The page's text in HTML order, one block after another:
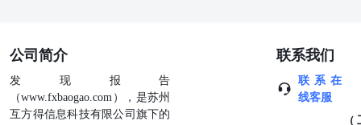
对经济构成双重打击。经通胀调整的消费支出上升0.1%，
处于经济学家预估区间低端，1月份该数据下降，分析师将
其主要归咎于恶劣天气。值得注意的是，面对价格上涨，2
月份美国人在三年来首次减少了服务支出，包括外出就餐。
公司简介
发现报告
（www.fxbaogao.com），是苏州
互方得信息科技有限公司旗下的
联系我们
联系在
线客服